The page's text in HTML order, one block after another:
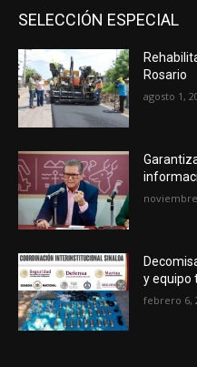
SELECCIÓN ESPECIAL
Rosario
agosto 1,
y equipo
febrero 6,